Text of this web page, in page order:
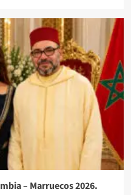
– Marruecos 2026.